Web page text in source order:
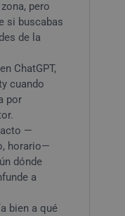
pero
si buscabas
de la
ChatGPT,
cuando
por
—
horario—
dónde
a
bien a qué